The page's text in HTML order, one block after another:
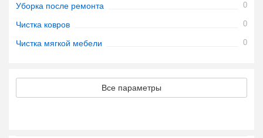
Уборка после ремонта 0
Чистка ковров 0
Чистка мягкой мебели 0
Все параметры